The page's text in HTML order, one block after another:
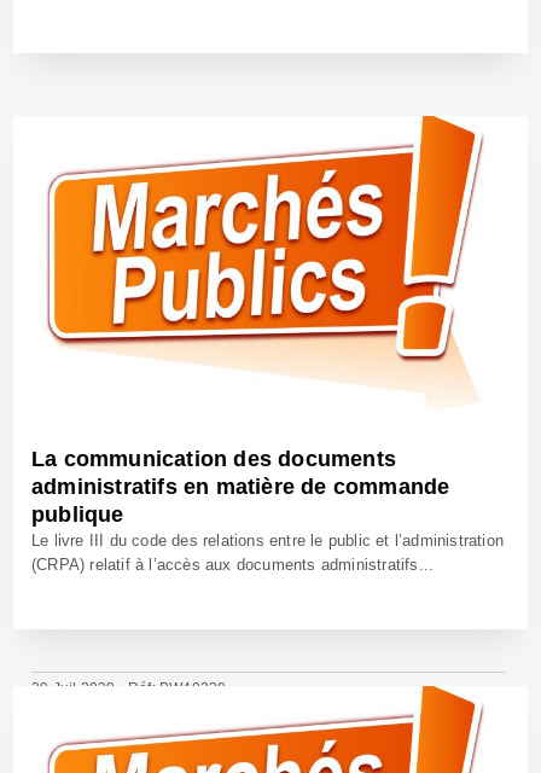
26 Juil 2021 - Réf: CW40842
La communication des documents
administratifs en matière de commande
publique
Le livre III du code des relations entre le public et l’administration
(CRPA) relatif à l’accès aux documents administratifs...
30 Juil 2020 - Réf: BW40239